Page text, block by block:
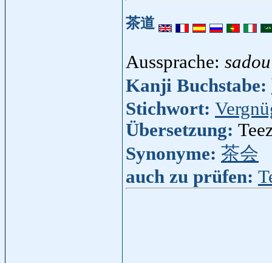
茶道
Aussprache: sadou
Kanji Buchstabe:
Stichwort:
Übersetzung:
Synonyme: 茶会
auch zu prüfen: